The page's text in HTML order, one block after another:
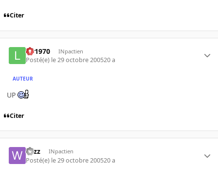
Citer
lar1970 INpactien
Posté(e) le 29 octobre 200520 a
AUTEUR
UP
Citer
wizz INpactien
Posté(e) le 29 octobre 200520 a